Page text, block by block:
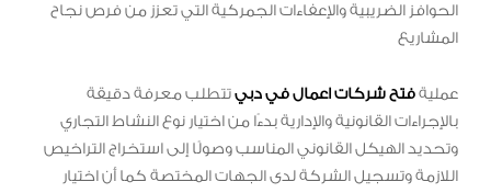
الحوافز الضريبية والإعفاءات الجمركية التي تعزز من فرص نجاح
المشاريع
عمليةفتح شركات اعمال في دبيتتطلب معرفة دقيقة
بالإجراءات القانونية والإدارية بدءًا من اختيار نوع النشاط التجاري
وتحديد الهيكل القانوني المناسب وصولًا إلى استخراج التراخيص
اللازمة وتسجيل الشركة لدى الجهات المختصة كما أن اختيار